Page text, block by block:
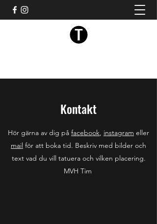
Kontakt
Hör gärna av dig på facebook, instagram eller
mail för att boka tid. Beskriv med bilder och
text vad du vill tatuera och vilken placering.
MVH Tim